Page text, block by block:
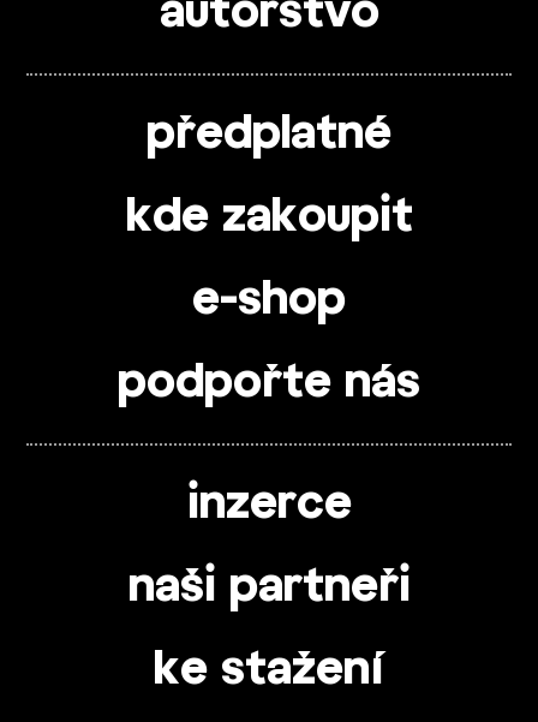
autorstvo
předplatné
kde zakoupit
e-shop
podpořte nás
inzerce
naši partneři
ke stažení